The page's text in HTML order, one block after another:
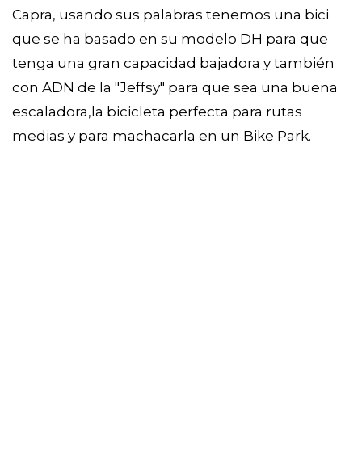
Capra, usando sus palabras tenemos una bici
que se ha basado en su modelo DH para que
tenga una gran capacidad bajadora y también
con ADN de la "Jeffsy" para que sea una buena
escaladora,la bicicleta perfecta para rutas
medias y para machacarla en un Bike Park.